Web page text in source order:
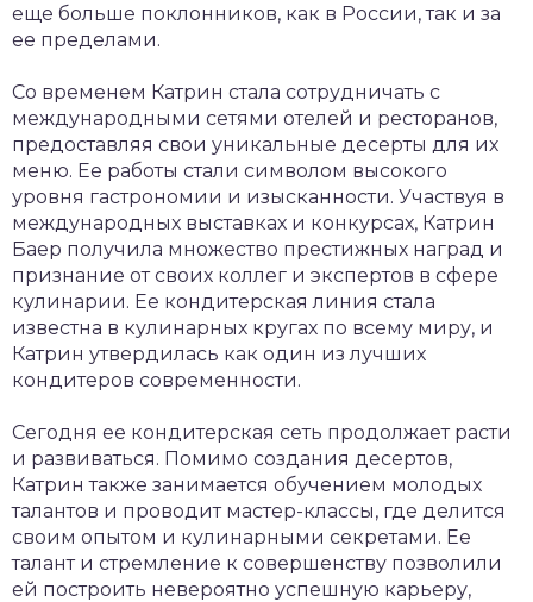
еще больше поклонников, как в России, так и за
ее пределами.
Со временем Катрин стала сотрудничать с
международными сетями отелей и ресторанов,
предоставляя свои уникальные десерты для их
меню. Ее работы стали символом высокого
уровня гастрономии и изысканности. Участвуя в
международных выставках и конкурсах, Катрин
Баер получила множество престижных наград и
признание от своих коллег и экспертов в сфере
кулинарии. Ее кондитерская линия стала
известна в кулинарных кругах по всему миру, и
Катрин утвердилась как один из лучших
кондитеров современности.
Сегодня ее кондитерская сеть продолжает расти
и развиваться. Помимо создания десертов,
Катрин также занимается обучением молодых
талантов и проводит мастер-классы, где делится
своим опытом и кулинарными секретами. Ее
талант и стремление к совершенству позволили
ей построить невероятно успешную карьеру,